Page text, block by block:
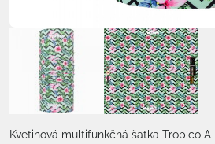
Kvetinová multifunkčná šatka Tropico